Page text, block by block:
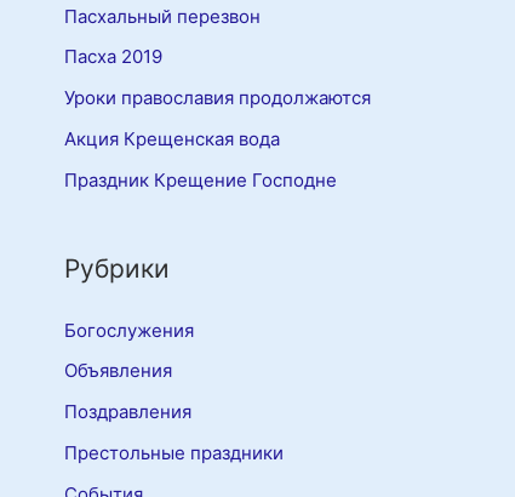
Пасхальный перезвон
Пасха 2019
Уроки православия продолжаются
Акция Крещенская вода
Праздник Крещение Господне
Рубрики
Богослужения
Объявления
Поздравления
Престольные праздники